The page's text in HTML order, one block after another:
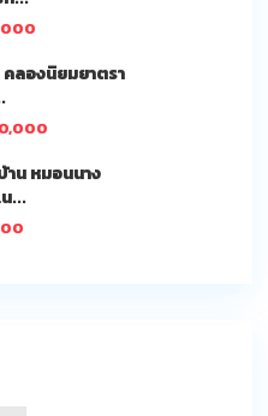
ลองนิยมยาตรา
น หมอนนาง
...